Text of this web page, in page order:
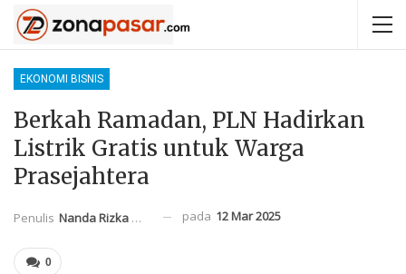
EKONOMI BISNIS
Berkah Ramadan, PLN Hadirkan
Listrik Gratis untuk Warga
Prasejahtera
Penulis Nanda Rizka Mahendra pada 12 Mar 2025
0